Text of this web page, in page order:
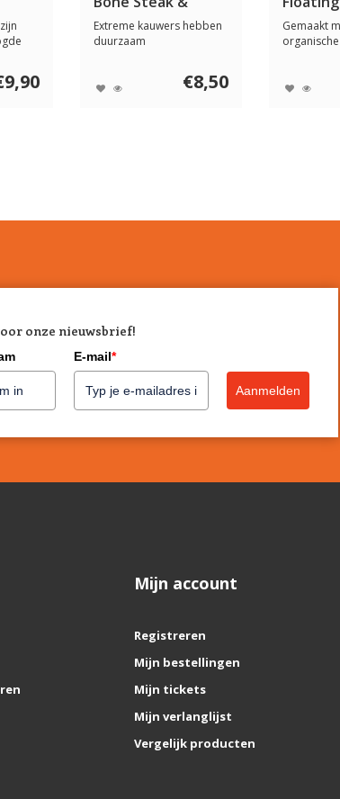
Cheese
Extreme kauwers hebben
duurzaam
€8,50
Gemaakt
onze nieuwsbrief!
E-mail*
Aanmelden
Mijn account
Registreren
Mijn bestellingen
Mijn tickets
Mijn verlanglijst
Vergelijk producten